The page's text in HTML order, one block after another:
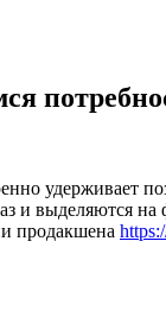
удерживает
выделяются на
продакшена